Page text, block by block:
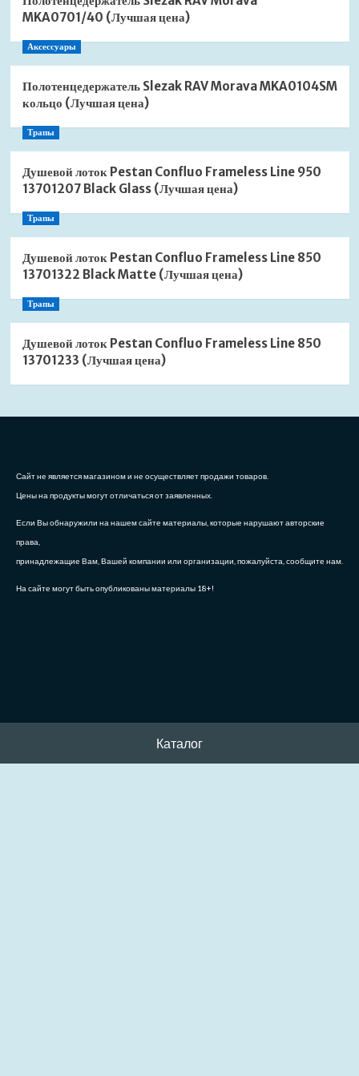
MKA0701/40 (Лучшая цена)
Аксессуары
Полотенцедержатель Slezak RAV Morava MKA0104SM
кольцо (Лучшая цена)
Трапы
Душевой лоток Pestan Confluo Frameless Line 950
13701207 Black Glass (Лучшая цена)
Трапы
Душевой лоток Pestan Confluo Frameless Line 850
13701322 Black Matte (Лучшая цена)
Трапы
Душевой лоток Pestan Confluo Frameless Line 850
13701233 (Лучшая цена)
Сайт не является магазином и не осуществляет продажи товаров.
Цены на продукты могут отличаться от заявленных.
Если Вы обнаружили на нашем сайте материалы, которые нарушают авторские
права,
принадлежащие Вам, Вашей компании или организации, пожалуйста, сообщите нам.
На сайте могут быть опубликованы материалы 18+!
Каталог